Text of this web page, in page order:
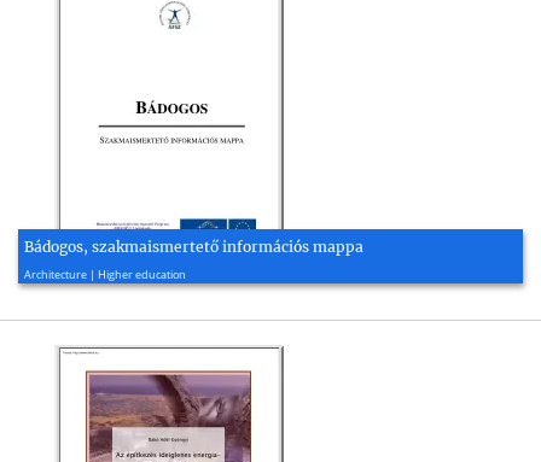
Bádogos, szakmaismertető információs mappa
Architecture | Higher education